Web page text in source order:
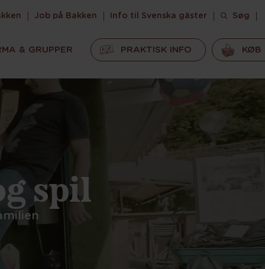
Job på Bakken Info til Svenska gäster Søg
& GRUPPER PRAKTISK INFO KØB
spil